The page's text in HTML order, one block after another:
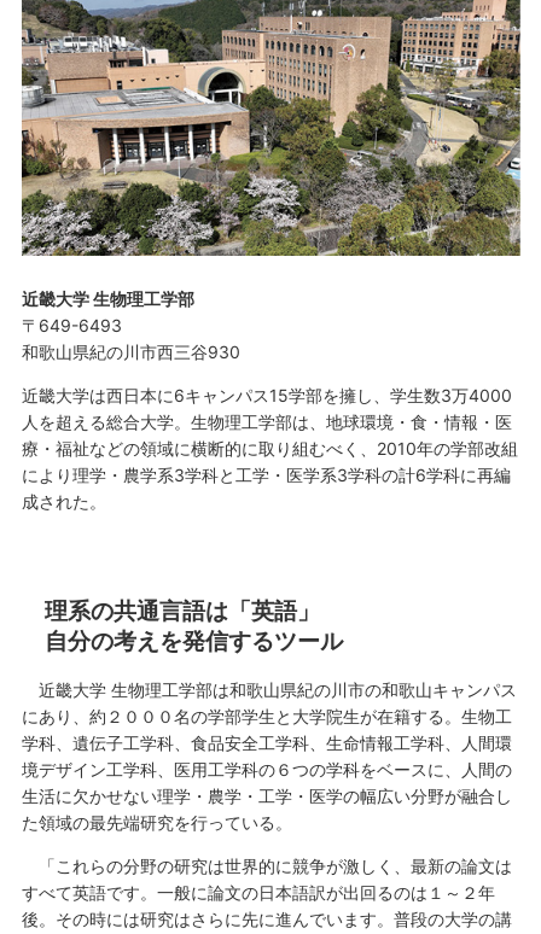
近畿大学 生物理工学部
〒649-6493
和歌山県紀の川市西三谷930
近畿大学は西日本に6キャンパス15学部を擁し、学生数3万4000
人を超える総合大学。生物理工学部は、地球環境・食・情報・医
療・福祉などの領域に横断的に取り組むべく、2010年の学部改組
により理学・農学系3学科と工学・医学系3学科の計6学科に再編
成された。
理系の共通言語は「英語」
自分の考えを発信するツール
近畿大学 生物理工学部は和歌山県紀の川市の和歌山キャンパス
にあり、約２０００名の学部学生と大学院生が在籍する。生物工
学科、遺伝子工学科、食品安全工学科、生命情報工学科、人間環
境デザイン工学科、医用工学科の６つの学科をベースに、人間の
生活に欠かせない理学・農学・工学・医学の幅広い分野が融合し
た領域の最先端研究を行っている。
「これらの分野の研究は世界的に競争が激しく、最新の論文は
すべて英語です。一般に論文の日本語訳が出回るのは１～２年
後。その時には研究はさらに先に進んでいます。普段の大学の講